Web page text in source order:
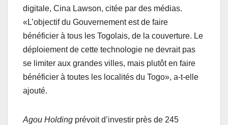
digitale, Cina Lawson, citée par des médias.
«L’objectif du Gouvernement est de faire
bénéficier à tous les Togolais, de la couverture. Le
déploiement de cette technologie ne devrait pas
se limiter aux grandes villes, mais plutôt en faire
bénéficier à toutes les localités du Togo», a-t-elle
ajouté.
Agou Holding prévoit d’investir près de 245